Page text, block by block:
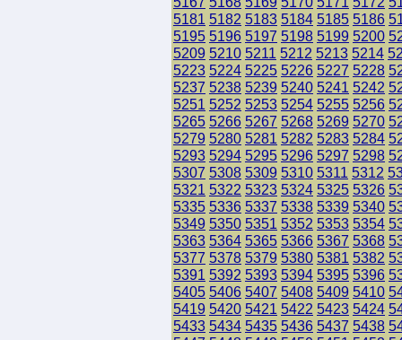
5181 5182 5183 5184 5185 5186
5195 5196 5197 5198 5199 5200
5209 5210 5211 5212 5213 5214
5223 5224 5225 5226 5227 5228
5237 5238 5239 5240 5241 5242
5251 5252 5253 5254 5255 5256
5265 5266 5267 5268 5269 5270
5279 5280 5281 5282 5283 5284
5293 5294 5295 5296 5297 5298
5307 5308 5309 5310 5311 5312
5321 5322 5323 5324 5325 5326
5335 5336 5337 5338 5339 5340
5349 5350 5351 5352 5353 5354
5363 5364 5365 5366 5367 5368
5377 5378 5379 5380 5381 5382
5391 5392 5393 5394 5395 5396
5405 5406 5407 5408 5409 5410
5419 5420 5421 5422 5423 5424
5433 5434 5435 5436 5437 5438